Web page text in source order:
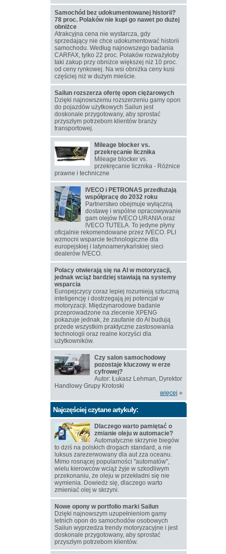
Samochód bez udokumentowanej historii?
78 proc. Polaków nie kupi go nawet po dużej
obniżce
Atrakcyjna cena nie wystarcza, gdy
sprzedający nie chce udokumentować historii
samochodu. Według najnowszego badania
CARFAX, tylko 22 proc. Polaków rozważyłoby
taki zakup przy obniżce większej niż 10 proc.
od ceny rynkowej. Na wsi obniżka ceny kusi
częściej niż w dużym mieście.
Sailun rozszerza ofertę opon ciężarowych
Dzięki najnowszemu rozszerzeniu gamy opon
do pojazdów użytkowych Sailun jest
doskonale przygotowany, aby sprostać
przyszłym potrzebom klientów branży
transportowej.
Mileage blocker vs.
przekręcanie licznika
Mileage blocker vs.
przekręcanie licznika - Różnice
prawne i techniczne
IVECO i PETRONAS przedłużają
współpracę do 2032 roku
Partnerstwo obejmuje wyłączną
dostawę i wspólne opracowywanie
gam olejów IVECO URANIA oraz
IVECO TUTELA. To jedyne płyny
oficjalnie rekomendowane przez IVECO. PLI
wzmocni wsparcie technologiczne dla
europejskiej i latynoamerykańskiej sieci
dealerów IVECO.
Polacy otwierają się na AI w motoryzacji,
jednak wciąż bardziej stawiają na systemy
wsparcia
Europejczycy coraz lepiej rozumieją sztuczną
inteligencję i dostrzegają jej potencjał w
motoryzacji. Międzynarodowe badanie
przeprowadzone na zlecenie XPENG
pokazuje jednak, że zaufanie do AI budują
przede wszystkim praktyczne zastosowania
technologii oraz realne korzyści dla
użytkowników.
Czy salon samochodowy
pozostaje kluczowy w erze
cyfrowej?
Autor: Łukasz Lehman, Dyrektor
Handlowy Grupy Krotoski
więcej »
Najczęściej czytane artykuły:
Dlaczego warto pamiętać o
zmianie oleju w automacie?
Automatyczne skrzynie biegów
to dziś na polskich drogach standard, a nie
luksus zarezerwowany dla aut zza oceanu.
Mimo rosnącej popularności "automatów",
wielu kierowców wciąż żyje w szkodliwym
przekonaniu, że oleju w przekładni się nie
wymienia. Dowiedz się, dlaczego warto
zmieniać olej w skrzyni.
Nowe opony w portfolio marki Sailun
Dzięki najnowszym uzupełnieniom gamy
letnich opon do samochodów osobowych
Sailun wyprzedza trendy motoryzacyjne i jest
doskonale przygotowany, aby sprostać
przyszłym potrzebom klientów.